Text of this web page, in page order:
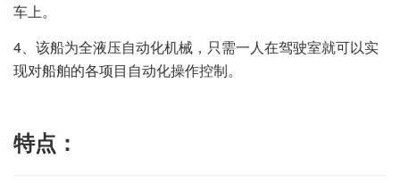
车上。
4、该船为全液压自动化机械，只需一人在驾驶室就可以实
现对船舶的各项目自动化操作控制。
特点：